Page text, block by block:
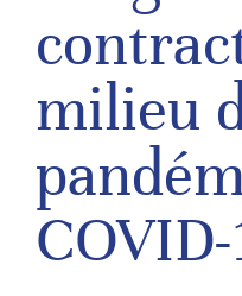
milieu
COVID-